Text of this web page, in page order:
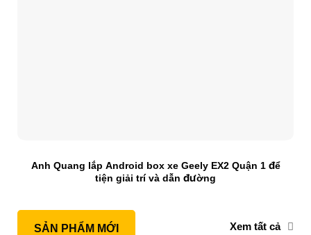
Anh Quang lắp Android box xe Geely EX2 Quận 1 để
tiện giải trí và dẫn đường
SẢN PHẨM MỚI Xem tất cả